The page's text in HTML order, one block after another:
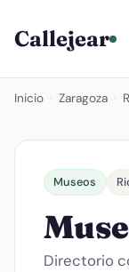
Callejear
Inicio Zaragoza
Museos
Directorio